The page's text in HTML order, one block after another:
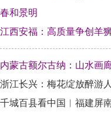
春和景明
江西安福：高质量争创羊
内蒙古额尔古纳：山水画
浙江长兴：梅花绽放醉游人
千城百县看中国︱福建屏